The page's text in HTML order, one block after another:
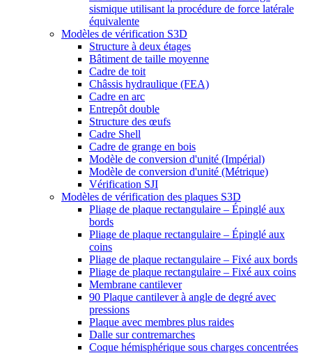
sismique utilisant la procédure de force latérale
équivalente
Modèles de vérification S3D
Structure à deux étages
Bâtiment de taille moyenne
Cadre de toit
Châssis hydraulique (FEA)
Cadre en arc
Entrepôt double
Structure des œufs
Cadre Shell
Cadre de grange en bois
Modèle de conversion d'unité (Impérial)
Modèle de conversion d'unité (Métrique)
Vérification SJI
Modèles de vérification des plaques S3D
Pliage de plaque rectangulaire – Épinglé aux
bords
Pliage de plaque rectangulaire – Épinglé aux
coins
Pliage de plaque rectangulaire – Fixé aux bords
Pliage de plaque rectangulaire – Fixé aux coins
Membrane cantilever
90 Plaque cantilever à angle de degré avec
pressions
Plaque avec membres plus raides
Dalle sur contremarches
Coque hémisphérique sous charges concentrées